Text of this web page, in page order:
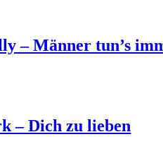
– Männer tun’s
– Dich zu lieben